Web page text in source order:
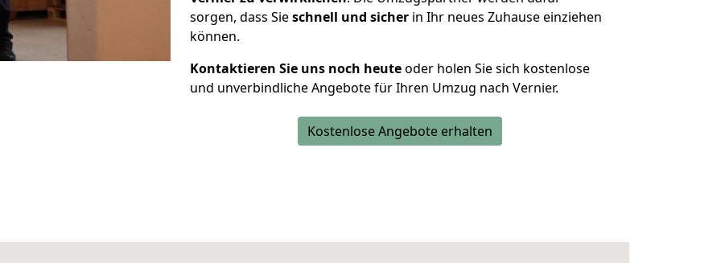
sorgen, dass Sieschnell und sicher in Ihr neues Zuhause einziehen
können.
Kontaktieren Sie uns noch heuteoder holen Sie sich kostenlose
und unverbindliche Angebote für Ihren Umzug nach Vernier.
Kostenlose Angebote erhalten